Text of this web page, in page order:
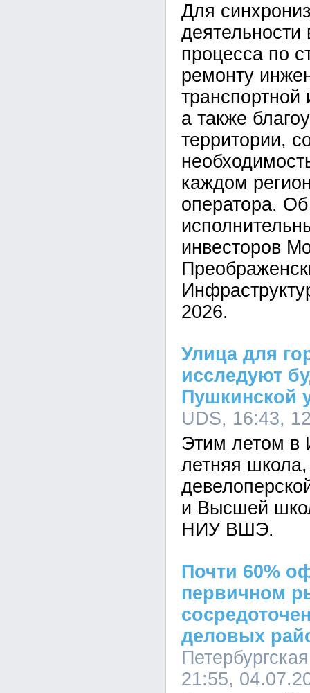
Для
деятельности
процесса по
ремонту
транспортной
а также
территории,
каждом
оператора.
инвесторов
2026.
Улица для
исследуют
Пушкинской
UDS, 16:43,
Этим летом в
летняя
и Высшей
НИУ ВШЭ.
Почти 60%
первичном
деловых
21:55,